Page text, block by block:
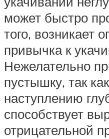
может быстро
того, возникает
привычка к
Нежелательно
пустышку, так
наступлению
способствует
отрицательной